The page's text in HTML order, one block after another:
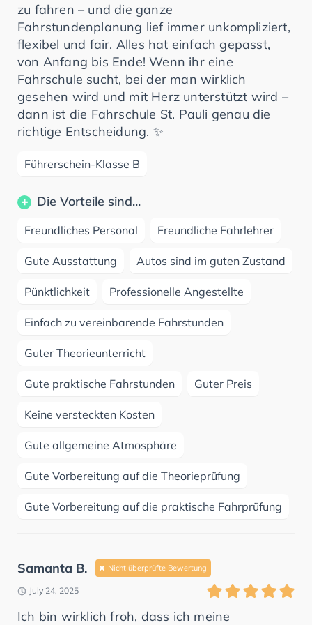
zu fahren – und die ganze
Fahrstundenplanung lief immer unkompliziert,
flexibel und fair. Alles hat einfach gepasst,
von Anfang bis Ende! Wenn ihr eine
Fahrschule sucht, bei der man wirklich
gesehen wird und mit Herz unterstützt wird –
dann ist die Fahrschule St. Pauli genau die
richtige Entscheidung. ✨
Führerschein-Klasse B
Die Vorteile sind...
Freundliches Personal Freundliche Fahrlehrer
Gute Ausstattung Autos sind im guten Zustand
Pünktlichkeit Professionelle Angestellte
Einfach zu vereinbarende Fahrstunden
Guter Theorieunterricht
Gute praktische Fahrstunden Guter Preis
Keine versteckten Kosten
Gute allgemeine Atmosphäre
Gute Vorbereitung auf die Theorieprüfung
Gute Vorbereitung auf die praktische Fahrprüfung
Samanta B. Nicht überprüfte Bewertung
July 24, 2025
Ich bin wirklich froh, dass ich meine